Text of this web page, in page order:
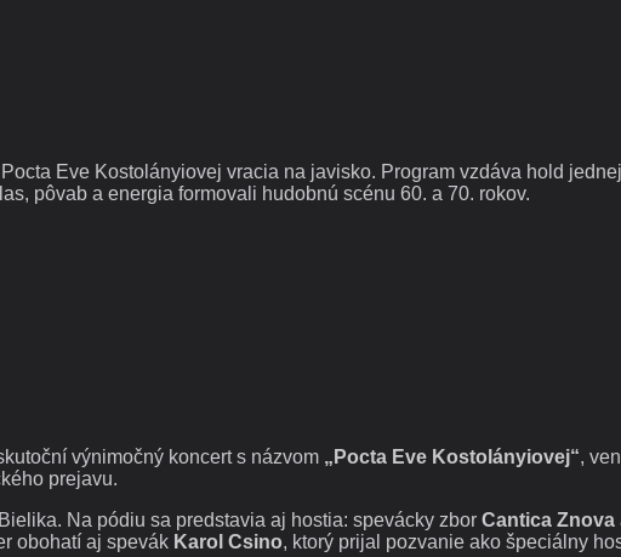
Eve Kostolányiovej vracia na javisko. Program vzdáva hold
pôvab a energia formovali hudobnú scénu 60. a 70. rokov.
výnimočný koncert s názvom „Pocta Eve Kostolányiovej“,
prejavu.
Na pódiu sa predstavia aj hostia: spevácky zbor Cantica Znova
obohatí aj spevák Karol Csino, ktorý prijal pozvanie ako špeciálny